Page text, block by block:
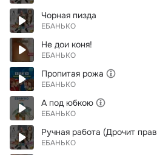
Чорная пизда
ЕБАНЬКО
Не дои коня!
ЕБАНЬКО
Пропитая рожа
ЕБАНЬКО
А под юбкою
ЕБАНЬКО
Ручная работа (Дрочит
ЕБАНЬКО